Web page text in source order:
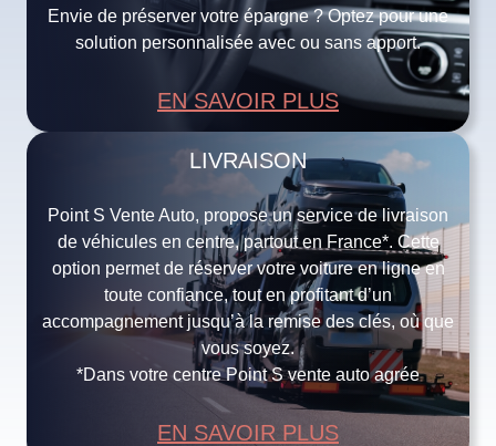
Envie de préserver votre épargne ? Optez pour une
solution personnalisée avec ou sans apport.
EN SAVOIR PLUS
LIVRAISON
Point S Vente Auto, propose un service de livraison
de véhicules en centre, partout en France*. Cette
option permet de réserver votre voiture en ligne en
toute confiance, tout en profitant d’un
accompagnement jusqu’à la remise des clés, où que
vous soyez.
*Dans votre centre Point S vente auto agrée
EN SAVOIR PLUS